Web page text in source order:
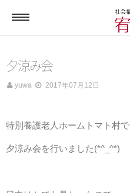
電話する
ホーム
夕涼み会
yuwa 2017年07月12日
特別養護老人ホームトマト村で
夕涼み会を行いました(*^_^*)